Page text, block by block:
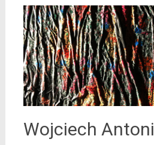
Wojciech Antoni